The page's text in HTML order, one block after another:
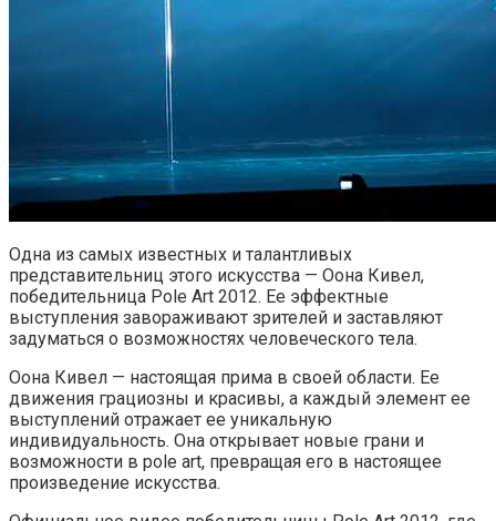
Одна из самых известных и талантливых
представительниц этого искусства — Оона Кивел,
победительница Pole Art 2012. Ее эффектные
выступления завораживают зрителей и заставляют
задуматься о возможностях человеческого тела.
Оона Кивел — настоящая прима в своей области. Ее
движения грациозны и красивы, а каждый элемент ее
выступлений отражает ее уникальную
индивидуальность. Она открывает новые грани и
возможности в pole art, превращая его в настоящее
произведение искусства.